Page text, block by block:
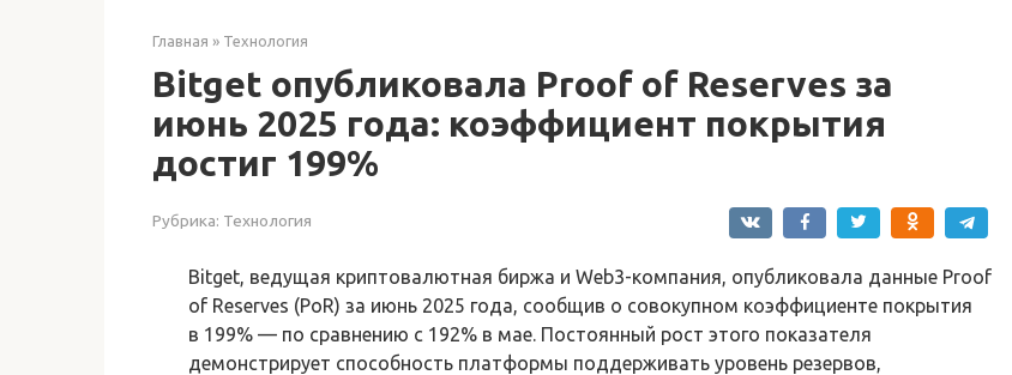
Главная » Технология
Bitget опубликовала Proof of Reserves за
июнь 2025 года: коэффициент покрытия
достиг 199%
Рубрика: Технология
Bitget, ведущая криптовалютная биржа и Web3-компания, опубликовала данные Proof
of Reserves (PoR) за июнь 2025 года, сообщив о совокупном коэффициенте покрытия
в 199% — по сравнению с 192% в мае. Постоянный рост этого показателя
демонстрирует способность платформы поддерживать уровень резервов,